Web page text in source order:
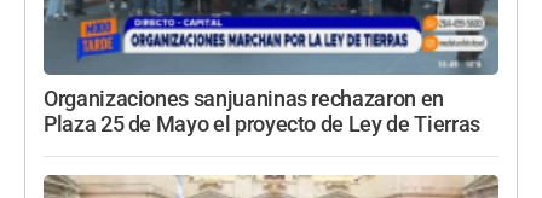
Organizaciones sanjuaninas rechazaron en
Plaza 25 de Mayo el proyecto de Ley de Tierras